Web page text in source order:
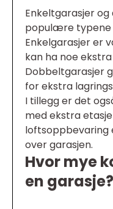
Enkeltgarasjer
populære typene
Enkelgarasjer er
kan ha noe
Dobbeltgarasjer
for ekstra
I tillegg er det
med ekstra
loftsoppbevaring
over garasjen.
Hvor mye
en garasje?